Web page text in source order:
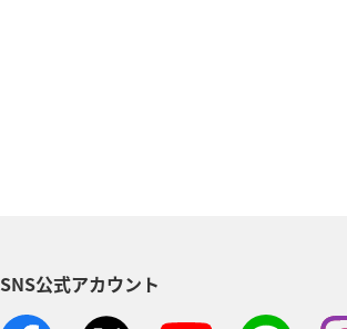
SNS公式アカウント